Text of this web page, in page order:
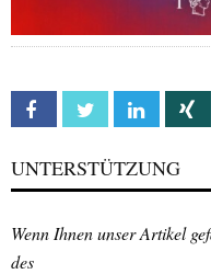
Facebook Twitter Linkedin
UNTERSTÜTZUNG
Wenn Ihnen unser Artikel
des